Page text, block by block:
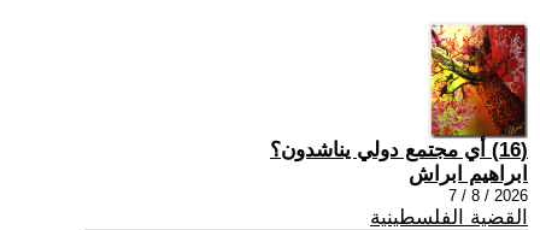
(16) أي مجتمع دولي يناشدون؟
ابراهيم ابراش
2026 / 8 / 7
القضية الفلسطينية